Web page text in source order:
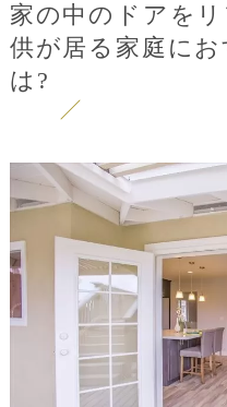
家の中のドアを
供が居る家庭に
は?